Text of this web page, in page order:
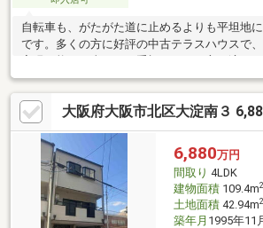
自転車も、がたがた道に止めるよりも平坦地
です。多くの方に好評の中古テラスハウスで
す。生活を快適にする設備も充実のこの物件
す。お花や植物が育てやすい南向きの物件で
所にあるので利便性が高いです。南向きの物
大阪府大阪市北区大淀南３
6,880万円
間取り 4LDK
建物面積109.4m2
土地面積42.94m2
築年月 1995年11